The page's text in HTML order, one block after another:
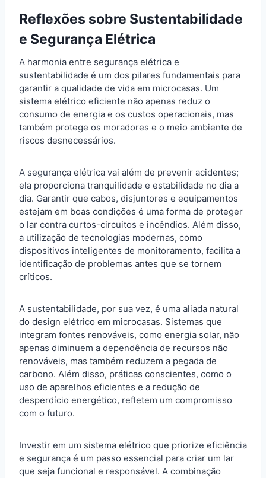
Reflexões sobre Sustentabilidade
e Segurança Elétrica
A harmonia entre segurança elétrica e
sustentabilidade é um dos pilares fundamentais para
garantir a qualidade de vida em microcasas. Um
sistema elétrico eficiente não apenas reduz o
consumo de energia e os custos operacionais, mas
também protege os moradores e o meio ambiente de
riscos desnecessários.
A segurança elétrica vai além de prevenir acidentes;
ela proporciona tranquilidade e estabilidade no dia a
dia. Garantir que cabos, disjuntores e equipamentos
estejam em boas condições é uma forma de proteger
o lar contra curtos-circuitos e incêndios. Além disso,
a utilização de tecnologias modernas, como
dispositivos inteligentes de monitoramento, facilita a
identificação de problemas antes que se tornem
críticos.
A sustentabilidade, por sua vez, é uma aliada natural
do design elétrico em microcasas. Sistemas que
integram fontes renováveis, como energia solar, não
apenas diminuem a dependência de recursos não
renováveis, mas também reduzem a pegada de
carbono. Além disso, práticas conscientes, como o
uso de aparelhos eficientes e a redução de
desperdício energético, refletem um compromisso
com o futuro.
Investir em um sistema elétrico que priorize eficiência
e segurança é um passo essencial para criar um lar
que seja funcional e responsável. A combinação